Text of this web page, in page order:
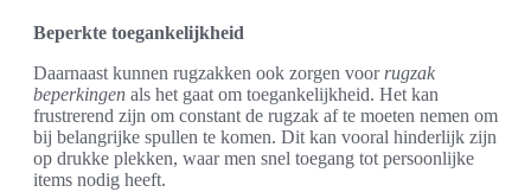
Beperkte toegankelijkheid
Daarnaast kunnen rugzakken ook zorgen voor rugzak
beperkingen als het gaat om toegankelijkheid. Het kan
frustrerend zijn om constant de rugzak af te moeten nemen om
bij belangrijke spullen te komen. Dit kan vooral hinderlijk zijn
op drukke plekken, waar men snel toegang tot persoonlijke
items nodig heeft.